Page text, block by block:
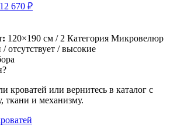
670 ₽
120×190 см / 2 Категория Микровелюр
/ отсутствует / высокие
кроватей или вернитесь в каталог с
ткани и механизму.